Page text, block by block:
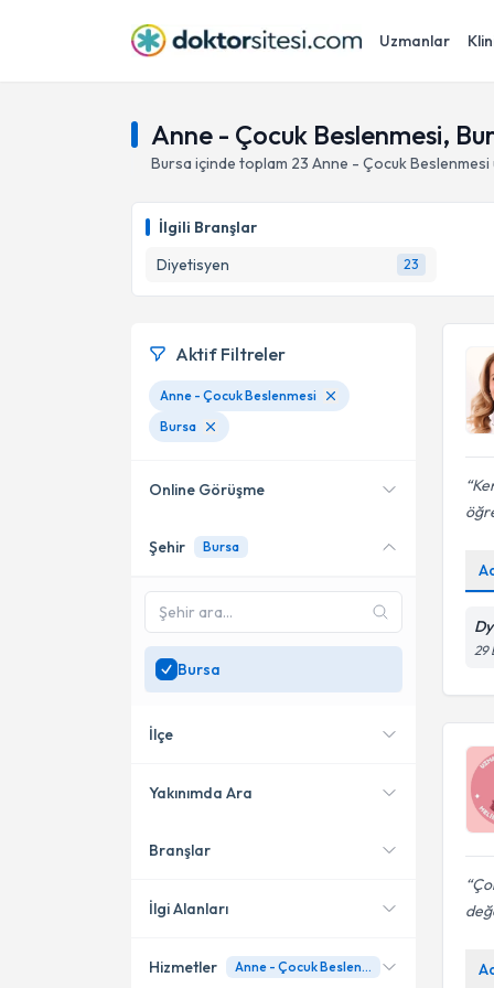
Uzmanlar
Anne - Çocuk Beslenmesi,
Bursa içinde toplam 23 Anne - Çocuk Beslenmesi
İlgili Branşlar
Diyetisyen
23
29
Aktif Filtreler
Anne - Çocuk Beslenmesi
Bursa
Online Görüşme
Online danışmanlık sunan
SadeceBursa
uzman ara
Şehir Bursa
Bursa
İlçe
Nilüfer
Osmangazi
Yakınımda Ara
Konumuma yakın uzmanları
Branşlar
Diyetisyen
İlgi Alanları
Hizmetler Anne - Çocuk Beslenmesi